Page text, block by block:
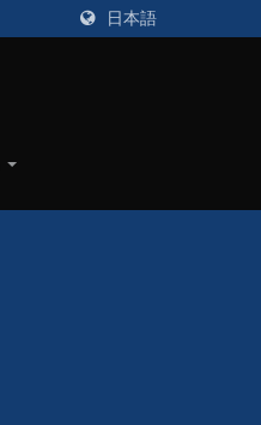
日本語